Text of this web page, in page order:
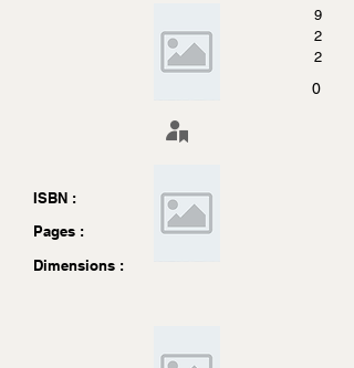
9
2
2
0
ISBN :
Pages :
Dimensions :